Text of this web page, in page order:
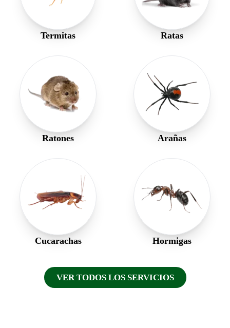
Termitas Ratas
Ratones Arañas
Cucarachas Hormigas
VER TODOS LOS SERVICIOS